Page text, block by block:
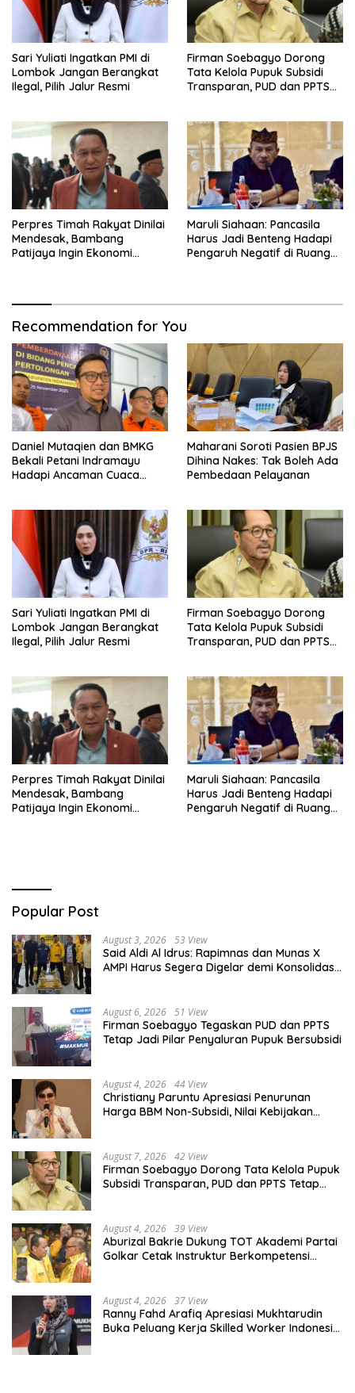
Sari Yuliati Ingatkan PMI di
Lombok Jangan Berangkat
Ilegal, Pilih Jalur Resmi
Firman Soebagyo Dorong
Tata Kelola Pupuk Subsidi
Transparan, PUD dan PPTS
Perpres Timah Rakyat Dinilai
Mendesak, Bambang
Patijaya Ingin Ekonomi
Maruli Siahaan: Pancasila
Harus Jadi Benteng Hadapi
Pengaruh Negatif di Ruang
Recommendation for You
Daniel Mutaqien dan BMKG
Bekali Petani Indramayu
Hadapi Ancaman Cuaca
Maharani Soroti Pasien BPJS
Dihina Nakes: Tak Boleh Ada
Pembedaan Pelayanan
Sari Yuliati Ingatkan PMI di
Lombok Jangan Berangkat
Ilegal, Pilih Jalur Resmi
Firman Soebagyo Dorong
Tata Kelola Pupuk Subsidi
Transparan, PUD dan PPTS
Perpres Timah Rakyat Dinilai
Mendesak, Bambang
Patijaya Ingin Ekonomi
Maruli Siahaan: Pancasila
Harus Jadi Benteng Hadapi
Pengaruh Negatif di Ruang
Popular Post
August 3, 2026 53 View
Said Aldi Al Idrus: Rapimnas dan Munas X
AMPI Harus Segera Digelar demi Konsolidasi
August 6, 2026 51 View
Firman Soebagyo Tegaskan PUD dan PPTS
Tetap Jadi Pilar Penyaluran Pupuk Bersubsidi
August 4, 2026 44 View
Christiany Paruntu Apresiasi Penurunan
Harga BBM Non-Subsidi, Nilai Kebijakan
August 7, 2026 42 View
Firman Soebagyo Dorong Tata Kelola Pupuk
Subsidi Transparan, PUD dan PPTS Tetap
August 4, 2026 39 View
Aburizal Bakrie Dukung TOT Akademi Partai
Golkar Cetak Instruktur Berkompetensi
August 4, 2026 37 View
Ranny Fahd Arafiq Apresiasi Mukhtarudin
Buka Peluang Kerja Skilled Worker Indonesia